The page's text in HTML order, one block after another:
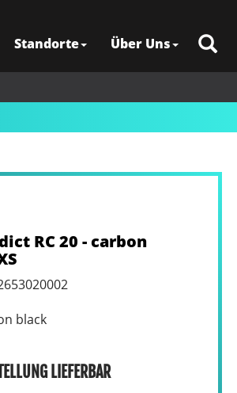
Standorte Über Uns
RC 20 - carbon
black
LIEFERBAR